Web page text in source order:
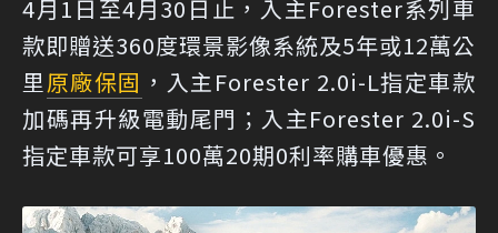
4月1日至4月30日止，入主Forester系列車
款即贈送360度環景影像系統及5年或12萬公
里原廠保固 ，入主Forester 2.0i-L指定車款
加碼再升級電動尾門；入主Forester 2.0i-S
指定車款可享100萬20期0利率購車優惠。